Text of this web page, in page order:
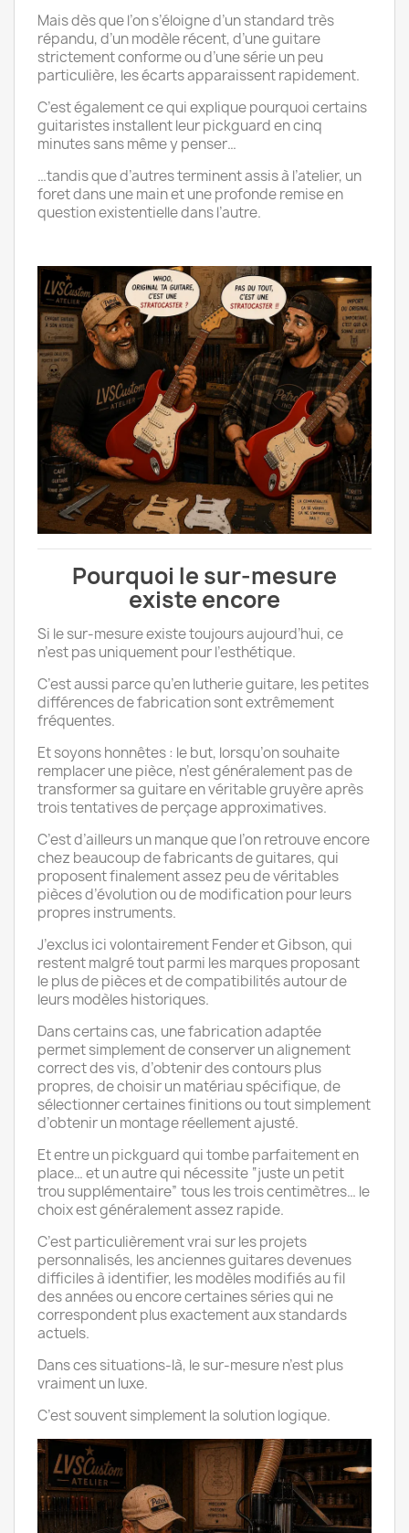
Mais dès que l’on s’éloigne d’un standard très
répandu, d’un modèle récent, d’une guitare
strictement conforme ou d’une série un peu
particulière, les écarts apparaissent rapidement.
C’est également ce qui explique pourquoi certains
guitaristes installent leur pickguard en cinq
minutes sans même y penser…
…tandis que d’autres terminent assis à l’atelier, un
foret dans une main et une profonde remise en
question existentielle dans l’autre.
Pourquoi le sur-mesure
existe encore
Si le sur-mesure existe toujours aujourd’hui, ce
n’est pas uniquement pour l’esthétique.
C’est aussi parce qu’en lutherie guitare, les petites
différences de fabrication sont extrêmement
fréquentes.
Et soyons honnêtes : le but, lorsqu’on souhaite
remplacer une pièce, n’est généralement pas de
transformer sa guitare en véritable gruyère après
trois tentatives de perçage approximatives.
C’est d’ailleurs un manque que l’on retrouve encore
chez beaucoup de fabricants de guitares, qui
proposent finalement assez peu de véritables
pièces d’évolution ou de modification pour leurs
propres instruments.
J’exclus ici volontairement Fender et Gibson, qui
restent malgré tout parmi les marques proposant
le plus de pièces et de compatibilités autour de
leurs modèles historiques.
Dans certains cas, une fabrication adaptée
permet simplement de conserver un alignement
correct des vis, d’obtenir des contours plus
propres, de choisir un matériau spécifique, de
sélectionner certaines finitions ou tout simplement
d’obtenir un montage réellement ajusté.
Et entre un pickguard qui tombe parfaitement en
place… et un autre qui nécessite “juste un petit
trou supplémentaire” tous les trois centimètres… le
choix est généralement assez rapide.
C’est particulièrement vrai sur les projets
personnalisés, les anciennes guitares devenues
difficiles à identifier, les modèles modifiés au fil
des années ou encore certaines séries qui ne
correspondent plus exactement aux standards
actuels.
Dans ces situations-là, le sur-mesure n’est plus
vraiment un luxe.
C’est souvent simplement la solution logique.